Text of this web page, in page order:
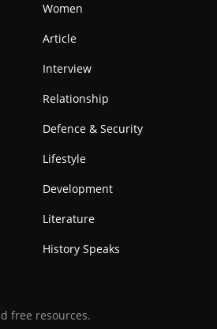
Women
Article
Interview
Relationship
Defence & Security
Lifestyle
Development
Literature
History Speaks
free resources.